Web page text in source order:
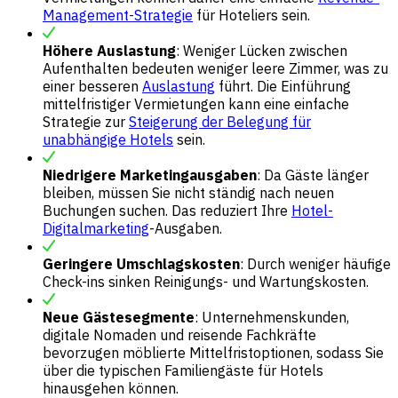
Management-Strategie für Hoteliers sein.
Höhere Auslastung: Weniger Lücken zwischen
Aufenthalten bedeuten weniger leere Zimmer, was zu
einer besseren Auslastung führt. Die Einführung
mittelfristiger Vermietungen kann eine einfache
Strategie zur Steigerung der Belegung für
unabhängige Hotels sein.
Niedrigere Marketingausgaben: Da Gäste länger
bleiben, müssen Sie nicht ständig nach neuen
Buchungen suchen. Das reduziert Ihre Hotel-
Digitalmarketing-Ausgaben.
Geringere Umschlagskosten: Durch weniger häufige
Check-ins sinken Reinigungs- und Wartungskosten.
Neue Gästesegmente: Unternehmenskunden,
digitale Nomaden und reisende Fachkräfte
bevorzugen möblierte Mittelfristoptionen, sodass Sie
über die typischen Familiengäste für Hotels
hinausgehen können.